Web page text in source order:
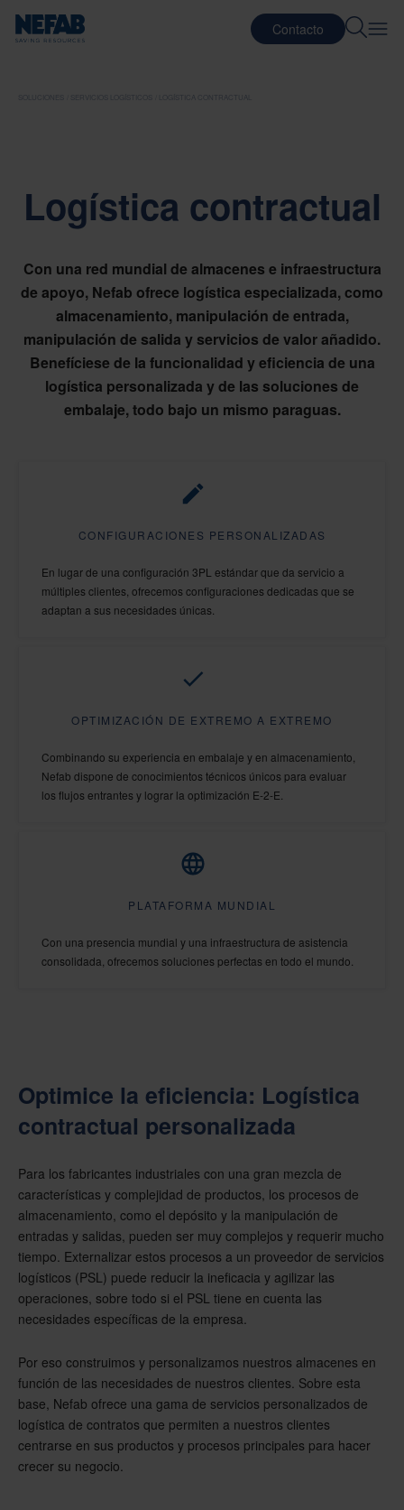
Contacto
LOGÍSTICA CONTRACTUAL
Logística contractual
Con una red mundial de almacenes e infraestructura
de apoyo, Nefab ofrece logística especializada, como
almacenamiento, manipulación de entrada,
manipulación de salida y servicios de valor añadido.
Benefíciese de la funcionalidad y eficiencia de una
logística personalizada y de las soluciones de
embalaje, todo bajo un mismo paraguas.
CONFIGURACIONES PERSONALIZADAS
En lugar de una configuración 3PL estándar que da servicio a
múltiples clientes, ofrecemos configuraciones dedicadas que se
adaptan a sus necesidades únicas.
OPTIMIZACIÓN DE EXTREMO A EXTREMO
Combinando su experiencia en embalaje y en almacenamiento,
Nefab dispone de conocimientos técnicos únicos para evaluar
los flujos entrantes y lograr la optimización E-2-E.
PLATAFORMA MUNDIAL
Con una presencia mundial y una infraestructura de asistencia
consolidada, ofrecemos soluciones perfectas en todo el mundo.
Optimice la eficiencia: Logística
contractual personalizada
Para los fabricantes industriales con una gran mezcla de
características y complejidad de productos, los procesos de
almacenamiento, como el depósito y la manipulación de
entradas y salidas, pueden ser muy complejos y requerir mucho
tiempo. Externalizar estos procesos a un proveedor de servicios
logísticos (PSL) puede reducir la ineficacia y agilizar las
operaciones, sobre todo si el PSL tiene en cuenta las
necesidades específicas de la empresa.
Por eso construimos y personalizamos nuestros almacenes en
función de las necesidades de nuestros clientes. Sobre esta
base, Nefab ofrece una gama de servicios personalizados de
logística de contratos que permiten a nuestros clientes
centrarse en sus productos y procesos principales para hacer
crecer su negocio.